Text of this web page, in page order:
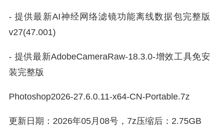
- 提供最新AI神经网络滤镜功能离线数据包完整版
v27(47.001)
- 提供最新AdobeCameraRaw-18.3.0-增效工具免安
装完整版
Photoshop2026-27.6.0.11-x64-CN-Portable.7z
更新日期：2026年05月08号，7z压缩后：2.75GB